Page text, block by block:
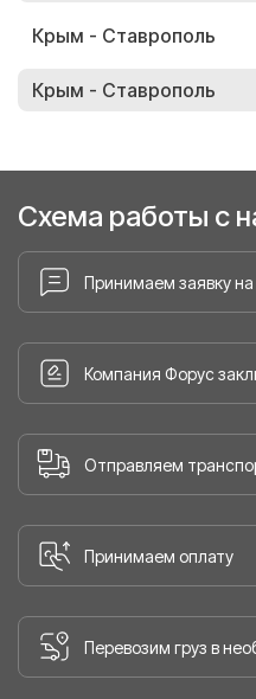
Крым - Ставрополь
Крым - Ставрополь
Схема работы с
Принимаем заявку на
Компания Форус
Отправляем
Принимаем оплату
Перевозим груз в